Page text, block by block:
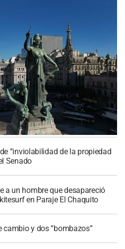
“inviolabilidad de la propiedad
Senado
a un hombre que desapareció
en Paraje El Chaquito
cambio y dos “bombazos”